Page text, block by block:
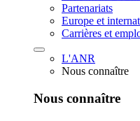
Partenariats
Europe et
Carrières et
L'ANR
Nous connaître
Nous connaître